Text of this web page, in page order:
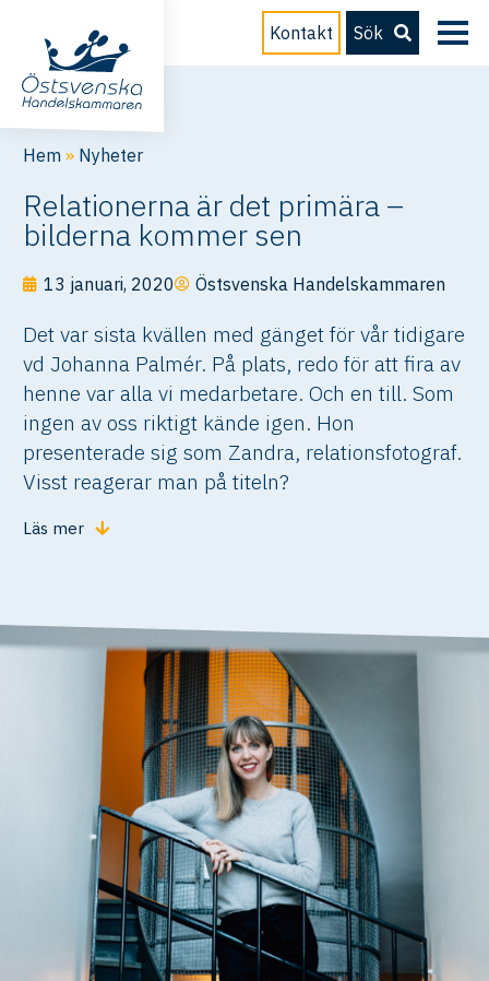
Kontakt Sök
Hem » Nyheter
Relationerna är det primära –
bilderna kommer sen
13 januari, 2020 Östsvenska Handelskammaren
Det var sista kvällen med gänget för vår tidigare
vd Johanna Palmér. På plats, redo för att fira av
henne var alla vi medarbetare. Och en till. Som
ingen av oss riktigt kände igen. Hon
presenterade sig som Zandra, relationsfotograf.
Visst reagerar man på titeln?
Läs mer